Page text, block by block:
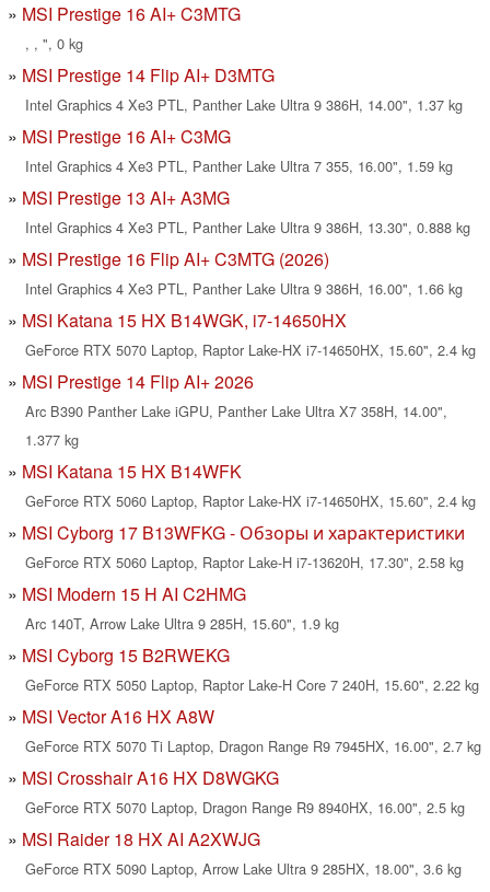
MSI Prestige 16 AI+ C3MTG
, , ", 0 kg
MSI Prestige 14 Flip AI+ D3MTG
Intel Graphics 4 Xe3 PTL, Panther Lake Ultra 9 386H, 14.00", 1.37 kg
MSI Prestige 16 AI+ C3MG
Intel Graphics 4 Xe3 PTL, Panther Lake Ultra 7 355, 16.00", 1.59 kg
MSI Prestige 13 AI+ A3MG
Intel Graphics 4 Xe3 PTL, Panther Lake Ultra 9 386H, 13.30", 0.888 kg
MSI Prestige 16 Flip AI+ C3MTG (2026)
Intel Graphics 4 Xe3 PTL, Panther Lake Ultra 9 386H, 16.00", 1.66 kg
MSI Katana 15 HX B14WGK, i7-14650HX
GeForce RTX 5070 Laptop, Raptor Lake-HX i7-14650HX, 15.60", 2.4 kg
MSI Prestige 14 Flip AI+ 2026
Arc B390 Panther Lake iGPU, Panther Lake Ultra X7 358H, 14.00",
1.377 kg
MSI Katana 15 HX B14WFK
GeForce RTX 5060 Laptop, Raptor Lake-HX i7-14650HX, 15.60", 2.4 kg
MSI Cyborg 17 B13WFKG - Обзоры и характеристики
GeForce RTX 5060 Laptop, Raptor Lake-H i7-13620H, 17.30", 2.58 kg
MSI Modern 15 H AI C2HMG
Arc 140T, Arrow Lake Ultra 9 285H, 15.60", 1.9 kg
MSI Cyborg 15 B2RWEKG
GeForce RTX 5050 Laptop, Raptor Lake-H Core 7 240H, 15.60", 2.22 kg
MSI Vector A16 HX A8W
GeForce RTX 5070 Ti Laptop, Dragon Range R9 7945HX, 16.00", 2.7 kg
MSI Crosshair A16 HX D8WGKG
GeForce RTX 5070 Laptop, Dragon Range R9 8940HX, 16.00", 2.5 kg
MSI Raider 18 HX AI A2XWJG
GeForce RTX 5090 Laptop, Arrow Lake Ultra 9 285HX, 18.00", 3.6 kg